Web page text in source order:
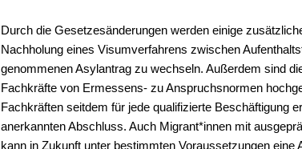
Durch die Gesetzesänderungen werden einige
Nachholung eines Visumverfahrens zwischen
genommenen Asylantrag zu wechseln. Außerdem sind
Fachkräfte von Ermessens- zu Anspruchsnormen
Fachkräften seitdem für jede qualifizierte Beschäftigung
anerkannten Abschluss. Auch Migrant*innen mit
kann in Zukunft unter bestimmten Voraussetzungen eine